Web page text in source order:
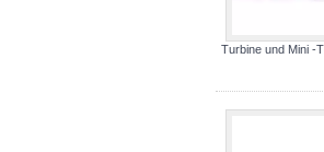
Turbine und Mini -